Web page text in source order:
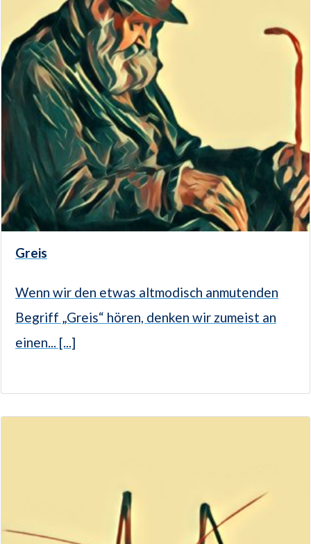
Greis
Wenn wir den etwas altmodisch anmutenden
Begriff „Greis“ hören, denken wir zumeist an
einen... [...]